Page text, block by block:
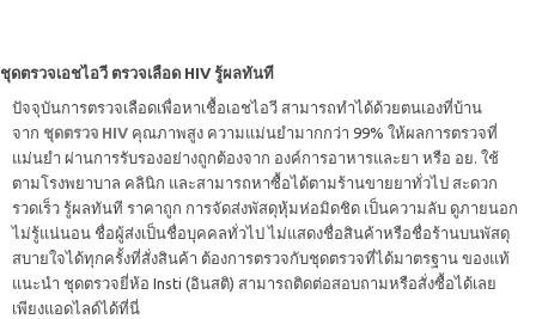
ชุดตรวจเอชไอวี ตรวจเลือด HIV รู้ผลทันที
ปัจจุบันการตรวจเลือดเพื่อหาเชื้อเอชไอวี สามารถทำได้ด้วยตนเองที่บ้าน
จาก ชุดตรวจ HIV คุณภาพสูง ความแม่นยำมากกว่า 99% ให้ผลการตรวจที่
แม่นยำ ผ่านการรับรองอย่างถูกต้องจาก องค์การอาหารและยา หรือ อย. ใช้
ตามโรงพยาบาล คลินิก และสามารถหาซื้อได้ตามร้านขายยาทั่วไป สะดวก
รวดเร็ว รู้ผลทันที ราคาถูก การจัดส่งพัสดุหุ้มห่อมิดชิด เป็นความลับ ดูภายนอก
ไม่รู้แน่นอน ชื่อผู้ส่งเป็นชื่อบุคคลทั่วไป ไม่แสดงชื่อสินค้าหรือชื่อร้านบนพัสดุ
สบายใจได้ทุกครั้งที่สั่งสินค้า ต้องการตรวจกับชุดตรวจที่ได้มาตรฐาน ของแท้
แนะนำ ชุดตรวจยี่ห้อ Insti (อินสติ) สามารถติดต่อสอบถามหรือสั่งซื้อได้เลย
เพียงแอดไลด์ได้ที่นี่